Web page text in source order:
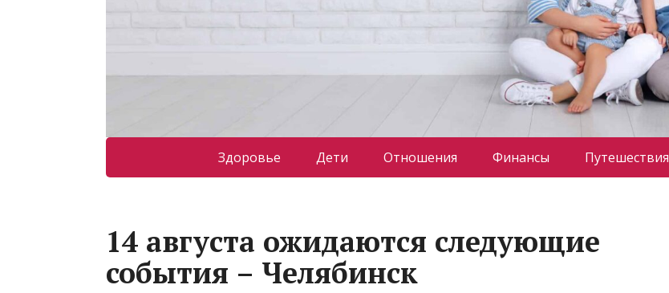
Здоровье Дети Отношения Финансы Путешествия
14 августа ожидаются следующие
события – Челябинск